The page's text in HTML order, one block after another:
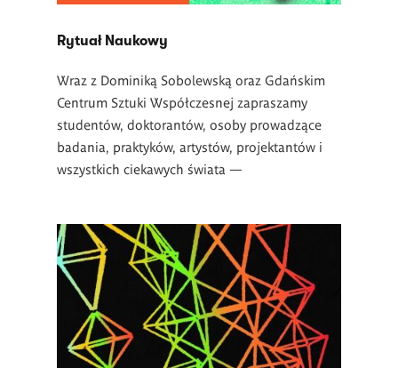
Rytuał Naukowy
Wraz z Dominiką Sobolewską oraz Gdańskim
Centrum Sztuki Współczesnej zapraszamy
studentów, doktorantów, osoby prowadzące
badania, praktyków, artystów, projektantów i
wszystkich ciekawych świata —